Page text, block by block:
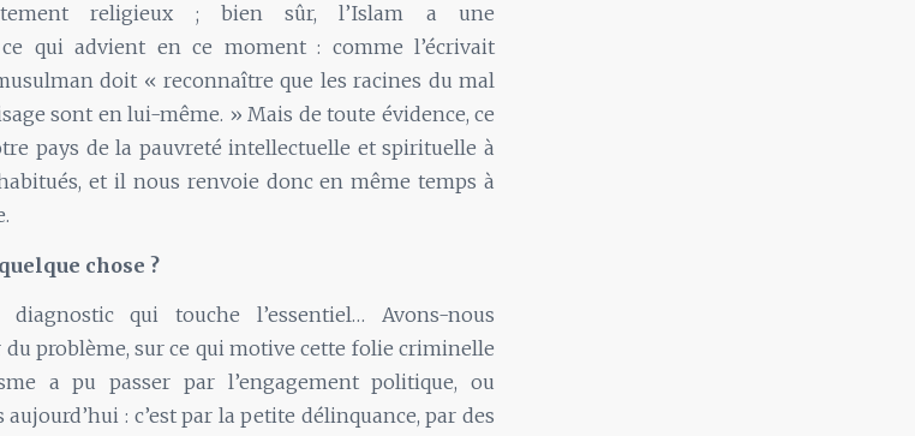
religieux ; bien sûr, l’Islam a une
qui advient en ce moment : comme l’écrivait
doit « reconnaître que les racines du mal
sont en lui-même. » Mais de toute évidence, ce
pays de la pauvreté intellectuelle et spirituelle à
et il nous renvoie donc en même temps à
chose ?
qui touche l’essentiel… Avons-nous
problème, sur ce qui motive cette folie criminelle
a pu passer par l’engagement politique, ou
aujourd’hui : c’est par la petite délinquance, par des